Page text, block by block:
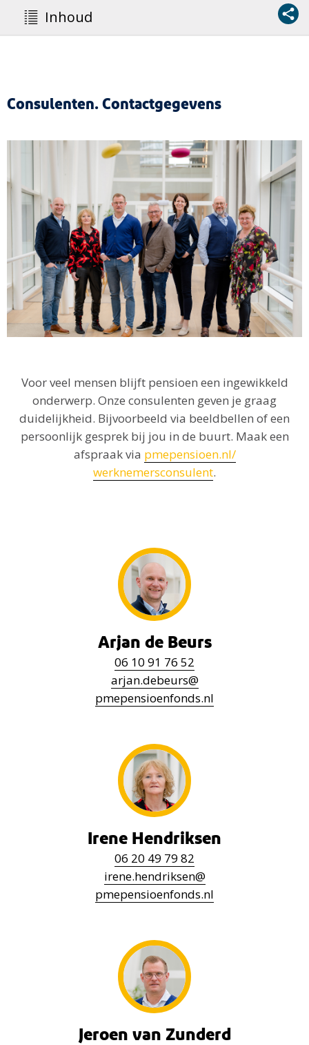
Inhoud
Consulenten. Contactgegevens
Voor veel mensen blijft pensioen een ingewikkeld
onderwerp. Onze consulenten geven je graag
duidelijkheid. Bijvoorbeeld via beeldbellen of een
persoonlijk gesprek bij jou in de buurt. Maak een
afspraak via pmepensioen.nl/
werknemersconsulent.
Arjan de Beurs
06 10 91 76 52
arjan.debeurs@
pmepensioenfonds.nl
Irene Hendriksen
06 20 49 79 82
irene.hendriksen@
pmepensioenfonds.nl
Jeroen van Zunderd